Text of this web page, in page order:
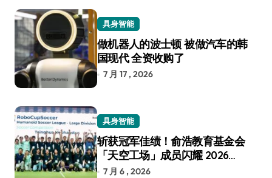
具身智能
做机器人的波士顿 被做汽车的韩
国现代 全资收购了
7 月 17 , 2026
具身智能
斩获冠军佳绩！俞浩教育基金会
「天空工场」成员闪耀 2026
RoboCup 机器人世界杯
7 月 6 , 2026